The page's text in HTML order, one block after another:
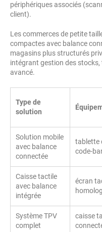
périphériques associés
client).
Les commerces de petite
compactes avec balance
magasins plus structurés
intégrant gestion des
avancé.
Type de
solution
Solution mobile
avec balance
connectée
tablette
code-
Caisse tactile
avec balance
intégrée
écran
Système TPV
complet
caisse